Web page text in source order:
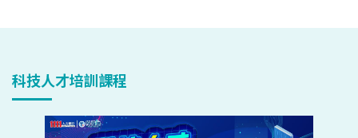
科技人才培訓課程